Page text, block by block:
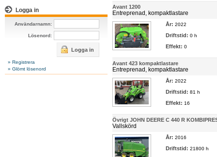
Logga in
Användarnamn:
Lösenord:
Logga in
» Registrera
» Glömt lösenord
Avant 1200
Entreprenad, kompaktlastare
År: 2022
Driftstid: 0 h
Effekt: 0
Avant 423 kompaktlastare
Entreprenad, kompaktlastare
År: 2022
Driftstid: 81 h
Effekt: 16
Övrigt JOHN DEERE C 440 R
Vallskörd
År: 2016
Driftstid: 21800 h